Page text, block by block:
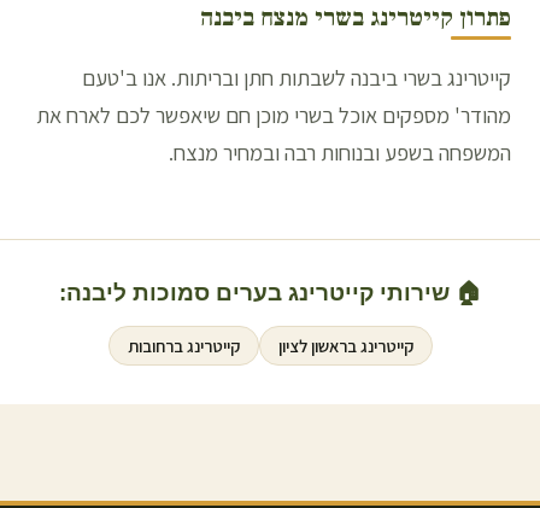
פתרון קייטרינג בשרי מנצח ביבנה
קייטרינג בשרי ביבנה לשבתות חתן ובריתות. אנו ב'טעם
מהודר' מספקים אוכל בשרי מוכן חם שיאפשר לכם לארח את
המשפחה בשפע ובנוחות רבה ובמחיר מנצח.
🏠 שירותי קייטרינג בערים סמוכות ליבנה:
קייטרינג בראשון לציון קייטרינג ברחובות